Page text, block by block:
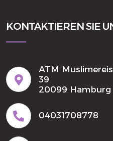
KONTAKTIEREN SIE
ATM
39
20099 Hamburg
04031708778